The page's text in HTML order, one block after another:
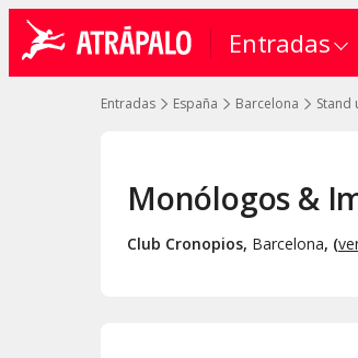
Entradas
Entradas España Barcelona Stand
Monólogos &
Club Cronopios, Barcelona, (